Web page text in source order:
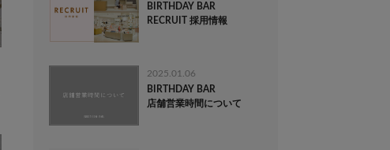
BIRTHDAY BAR
RECRUIT 採用情報
2025.01.06
BIRTHDAY BAR
店舗営業時間について